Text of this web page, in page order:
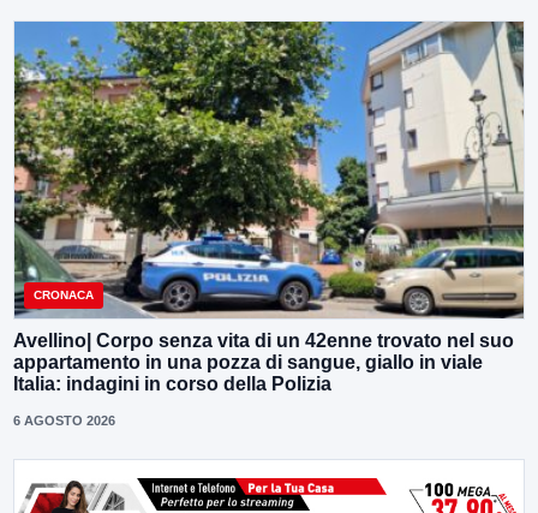
CRONACA
Avellino| Corpo senza vita di un 42enne trovato nel suo
appartamento in una pozza di sangue, giallo in viale
Italia: indagini in corso della Polizia
6 AGOSTO 2026